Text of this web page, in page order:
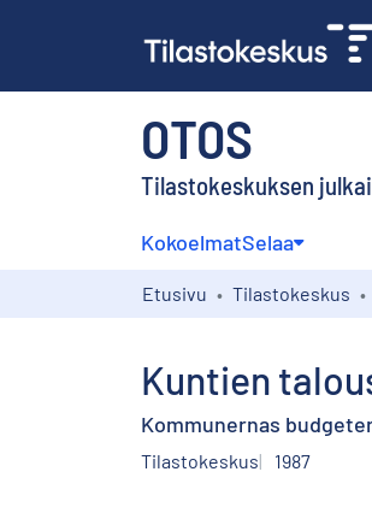
OTOS
Tilastokeskuksen
KokoelmatSelaa
Etusivu Tilastokeskus
Kuntien
Kommunernas
Tilastokeskus 1987